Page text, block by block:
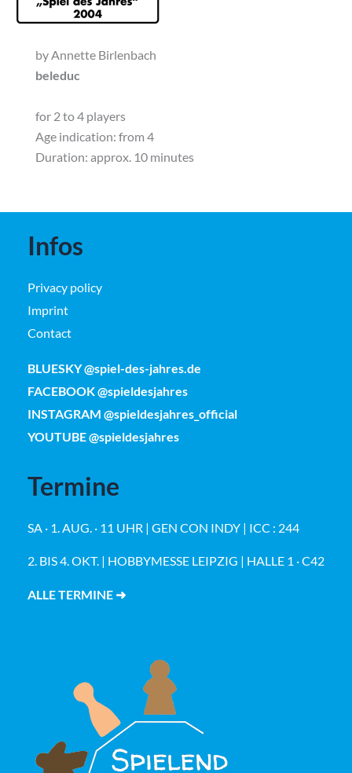
by Annette Birlenbach
beleduc
for 2 to 4 players
Age indication: from 4
Duration: approx. 10 minutes
Infos
Privacy policy
Imprint
Contact
BLUESKY @spiel-des-jahres.de
FACEBOOK @spieldesjahres
INSTAGRAM @spieldesjahres_official
YOUTUBE @spieldesjahres
Termine
SA · 1. AUG. · 11 UHR | GEN CON INDY | ICC : 244
2. BIS 4. OKT. | HOBBYMESSE LEIPZIG | HALLE 1 · C42
ALLE TERMINE ➜